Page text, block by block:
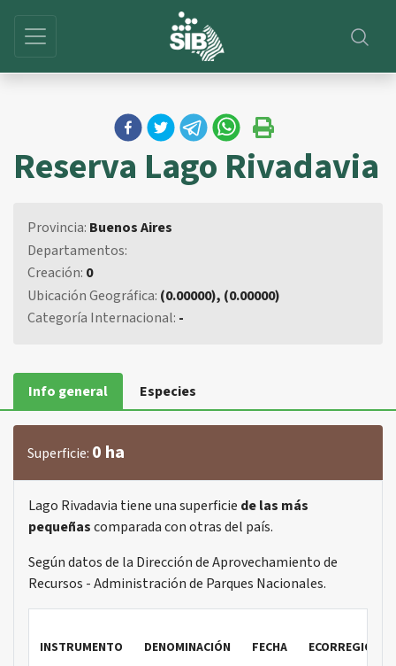
Reserva Lago Rivadavia
Provincia: Buenos Aires
Departamentos:
Creación: 0
Ubicación Geográfica: (0.00000), (0.00000)
Categoría Internacional: -
Info general Especies
Superficie: 0 ha
Lago Rivadavia tiene una superficie de las más
pequeñascomparada con otras del país.
Según datos de la Dirección de Aprovechamiento de
Recursos - Administración de Parques Nacionales.
INSTRUMENTO DENOMINACIÓN FECHA ECORREGIÓN